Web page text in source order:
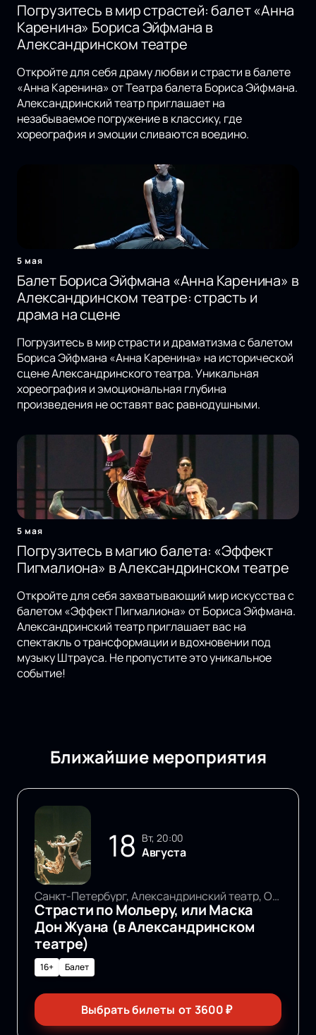
Погрузитесь в мир страстей: балет «Анна
Каренина» Бориса Эйфмана в
Александринском театре
Откройте для себя драму любви и страсти в балете
«Анна Каренина» от Театра балета Бориса Эйфмана.
Александринский театр приглашает на
незабываемое погружение в классику, где
хореография и эмоции сливаются воедино.
5 мая
Балет Бориса Эйфмана «Анна Каренина» в
Александринском театре: страсть и
драма на сцене
Погрузитесь в мир страсти и драматизма с балетом
Бориса Эйфмана «Анна Каренина» на исторической
сцене Александринского театра. Уникальная
хореография и эмоциональная глубина
произведения не оставят вас равнодушными.
5 мая
Погрузитесь в магию балета: «Эффект
Пигмалиона» в Александринском театре
Откройте для себя захватывающий мир искусства с
балетом «Эффект Пигмалиона» от Бориса Эйфмана.
Александринский театр приглашает вас на
спектакль о трансформации и вдохновении под
музыку Штрауса. Не пропустите это уникальное
событие!
Ближайшие мероприятия
18 вт, 20:00
Августа
Санкт-Петербург, Александринский театр, Основная сцена
Страсти по Мольеру, или Маска
Дон Жуана (в Александринском
театре)
16+ Балет
Выбрать билеты от3600₽